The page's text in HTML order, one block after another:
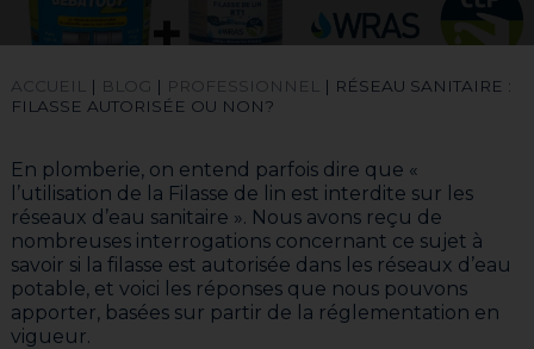
ACCUEIL | BLOG | PROFESSIONNEL | RÉSEAU SANITAIRE :
FILASSE AUTORISÉE OU NON?
En plomberie, on entend parfois dire que «
l’utilisation de la Filasse de lin est interdite sur les
réseaux d’eau sanitaire ». Nous avons reçu de
nombreuses interrogations concernant ce sujet à
savoir si la filasse est autorisée dans les réseaux d’eau
potable, et voici les réponses que nous pouvons
apporter, basées sur partir de la réglementation en
vigueur.